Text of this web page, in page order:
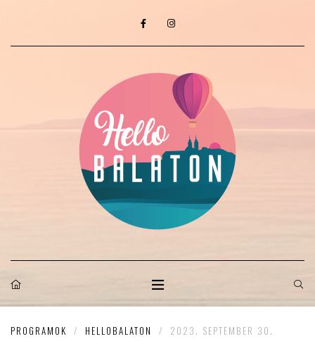
PROGRAMOK / HELLOBALATON / 2023. SEPTEMBER 30.